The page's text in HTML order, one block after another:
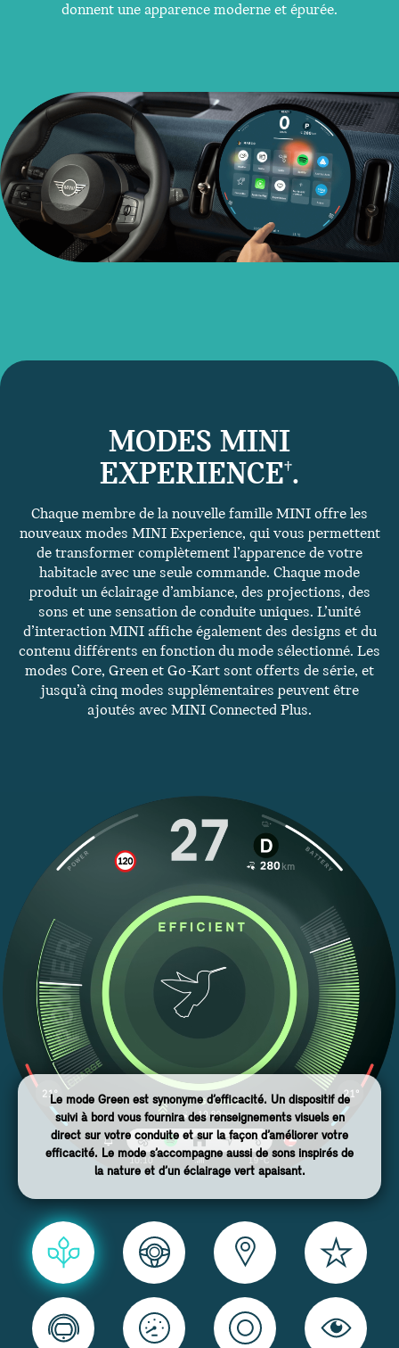
donnent une apparence moderne et épurée.
MODES MINI
EXPERIENCE†.
Chaque membre de la nouvelle famille MINI offre les
nouveaux modes MINI Experience, qui vous permettent
de transformer complètement l’apparence de votre
habitacle avec une seule commande. Chaque mode
produit un éclairage d’ambiance, des projections, des
sons et une sensation de conduite uniques. L’unité
d’interaction MINI affiche également des designs et du
contenu différents en fonction du mode sélectionné. Les
modes Core, Green et Go-Kart sont offerts de série, et
jusqu’à cinq modes supplémentaires peuvent être
ajoutés avec MINI Connected Plus.
Le mode Green est synonyme d’efficacité. Un dispositif de
suivi à bord vous fournira des renseignements visuels en
direct sur votre conduite et sur la façon d’améliorer votre
efficacité. Le mode s’accompagne aussi de sons inspirés de
la nature et d’un éclairage vert apaisant.